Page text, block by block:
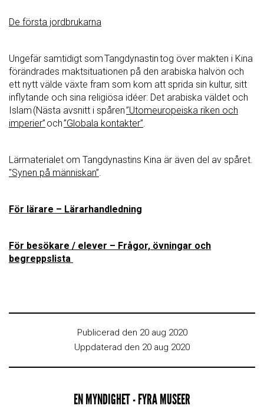
De första jordbrukarna
Ungefär samtidigt somTangdynastintog över makten i Kina
förändrades maktsituationen på den arabiska halvön och
ett nytt välde växte fram som kom att sprida sin kultur, sitt
inflytande och sina religiösa idéer: Det arabiska väldet och
Islam (Nästa avsnitt i spåren”Utomeuropeiska riken och
imperier” och”Globala kontakter”.
Lärmaterialet om Tangdynastins Kina är även del av spåret.
"Synen på människan”.
För lärare – Lärarhandledning
För besökare / elever – Frågor, övningar och
begreppslista
Publicerad den 20 aug 2020
Uppdaterad den 20 aug 2020
EN MYNDIGHET - FYRA MUSEER